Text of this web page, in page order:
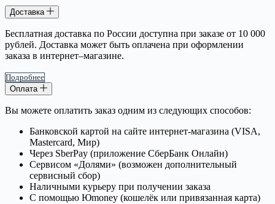
Доставка
Бесплатная доставка по России доступна при заказе от 10 000
рублей. Доставка может быть оплачена при оформлении
заказа в интернет–магазине.
Подробнее
Оплата
Вы можете оплатить заказ одним из следующих способов:
Банковской картой на сайте интернет-магазина (VISA,
Mastercard, Мир)
Через SberPay (приложение СберБанк Онлайн)
Сервисом «Долями» (возможен дополнительный
сервисный сбор)
Наличными курьеру при получении заказа
С помощью Юmoney (кошелёк или привязанная карта)